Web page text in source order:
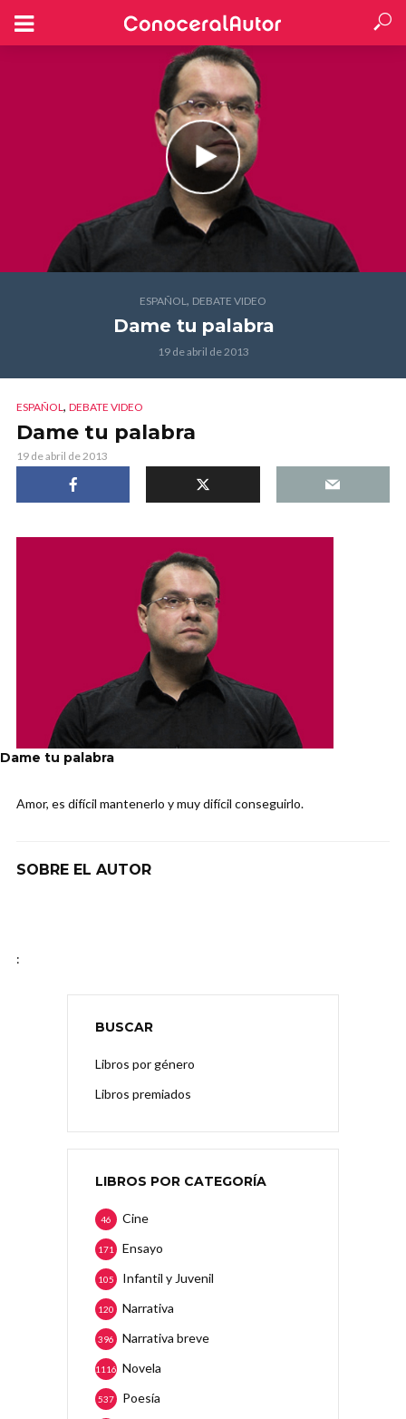
ESPAÑOL, DEBATE VIDEO
Dame tu palabra
19 de abril de 2013
ESPAÑOL, DEBATE VIDEO
Dame tu palabra
19 de abril de 2013
Dame tu palabra
Amor, es difícil mantenerlo y muy difícil conseguirlo.
SOBRE EL AUTOR
:
BUSCAR
Libros por género
Libros premiados
LIBROS POR CATEGORÍA
Cine
46
Ensayo
171
Infantil y Juvenil
105
Narrativa
120
Narrativa breve
396
Novela
1116
Poesía
537